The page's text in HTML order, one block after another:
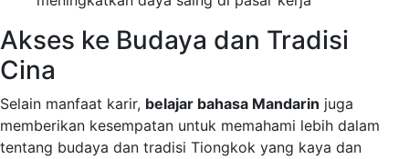
Akses ke Budaya dan Tradisi
Cina
Selain manfaat karir, belajar bahasa Mandarin juga
memberikan kesempatan untuk memahami lebih dalam
tentang budaya dan tradisi Tiongkok yang kaya dan